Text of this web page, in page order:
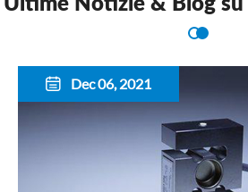
Ultime Notizie & Blog su
 Dec 06, 2021